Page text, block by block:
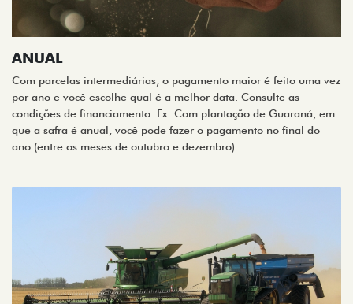
ANUAL
Com parcelas intermediárias, o pagamento maior é feito uma vez
por ano e você escolhe qual é a melhor data. Consulte as
condições de financiamento. Ex: Com plantação de Guaraná, em
que a safra é anual, você pode fazer o pagamento no final do
ano (entre os meses de outubro e dezembro).